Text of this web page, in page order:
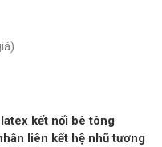
kết nối bê tông
liên kết hệ nhũ tương